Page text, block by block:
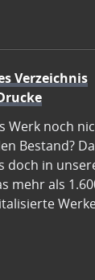
Verzeichnis
Werk noch
Bestand?
doch in
mehr als